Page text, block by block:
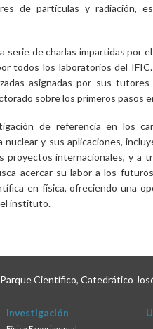
de partículas y radiación,
serie de charlas impartidas por
todos los laboratorios del
asignadas por sus
sobre los primeros pasos
de referencia en los
nuclear y sus aplicaciones,
proyectos internacionales, y a
acercar su labor a los
en física, ofreciendo una
instituto.
Científico, Catedrático
Investigación